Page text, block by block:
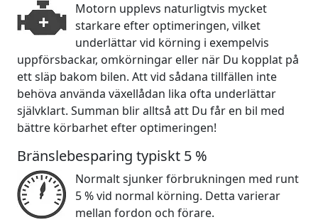
Motorn upplevs naturligtvis mycket
starkare efter optimeringen, vilket
underlättar vid körning i exempelvis
uppförsbackar, omkörningar eller när Du kopplat på
ett släp bakom bilen. Att vid sådana tillfällen inte
behöva använda växellådan lika ofta underlättar
självklart. Summan blir alltså att Du får en bil med
bättre körbarhet efter optimeringen!
Bränslebesparing typiskt 5 %
Normalt sjunker förbrukningen med runt
5 % vid normal körning. Detta varierar
mellan fordon och förare.